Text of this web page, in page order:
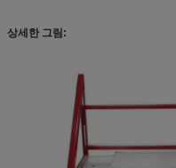
상세한 그림: